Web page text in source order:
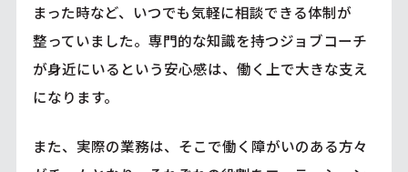
まった時など、いつでも気軽に相談できる体制が
整っていました。専門的な知識を持つジョブコーチ
が身近にいるという安心感は、働く上で大きな支え
になります。
また、実際の業務は、そこで働く障がいのある方々